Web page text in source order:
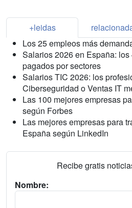
+leidas
Los 25 empleos más
Salarios 2026 en España:
pagados por sectores
Salarios TIC 2026: los
Ciberseguridad o Ventas IT
Las 100 mejores empresas
según Forbes
Las mejores empresas para
España según LinkedIn
Recibe gratis
Nombre: